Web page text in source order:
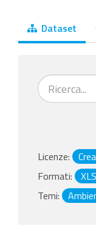
Dataset
Licenze:
Formati:
Temi: